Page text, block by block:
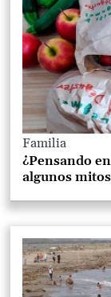
Familia
¿Pensando
algunos